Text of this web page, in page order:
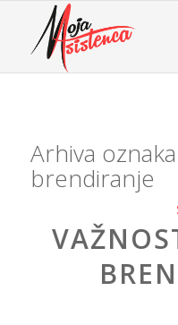
Arhiva
brendiranje